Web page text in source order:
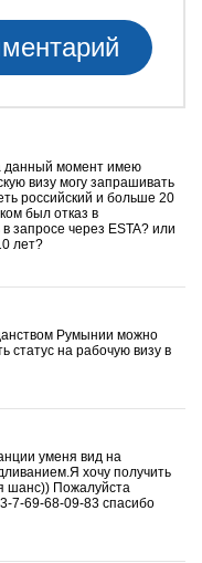
данный момент имею
визу могу запрашивать
российский и больше 20
был отказ в
запросе через ESTA? или
лет?
Румынии можно
статус на рабочую визу в
уменя вид на
хочу получить
шанс)) Пожалуйста
7-69-68-09-83 спасибо